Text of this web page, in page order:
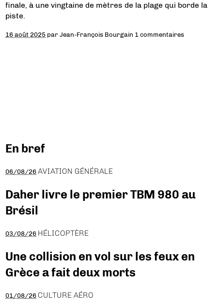
finale, à une vingtaine de mètres de la plage qui borde la
piste.
16 août 2025 parJean-François Bourgain 1 commentaires
En bref
06/08/26 AVIATION GÉNÉRALE
Daher livre le premier TBM 980 au
Brésil
03/08/26 HÉLICOPTÈRE
Une collision en vol sur les feux en
Grèce a fait deux morts
01/08/26 CULTURE AÉRO